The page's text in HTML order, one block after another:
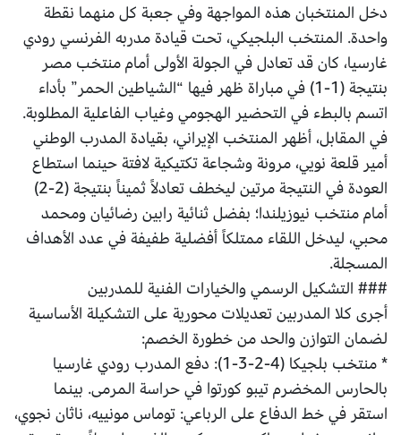
دخل المنتخبان هذه المواجهة وفي جعبة كل منهما نقطة
واحدة. المنتخب البلجيكي، تحت قيادة مدربه الفرنسي رودي
غارسيا، كان قد تعادل في الجولة الأولى أمام منتخب مصر
بنتيجة (1-1) في مباراة ظهر فيها “الشياطين الحمر” بأداء
اتسم بالبطء في التحضير الهجومي وغياب الفاعلية المطلوبة.
في المقابل، أظهر المنتخب الإيراني، بقيادة المدرب الوطني
أمير قلعة نويي، مرونة وشجاعة تكتيكية لافتة حينما استطاع
العودة في النتيجة مرتين ليخطف تعادلاً ثميناً بنتيجة (2-2)
أمام منتخب نيوزيلندا؛ بفضل ثنائية رابين رضائيان ومحمد
محبي، ليدخل اللقاء ممتلكاً أفضلية طفيفة في عدد الأهداف
المسجلة.
### التشكيل الرسمي والخيارات الفنية للمدربين
أجرى كلا المدربين تعديلات محورية على التشكيلة الأساسية
لضمان التوازن والحد من خطورة الخصم:
* منتخب بلجيكا (4-2-3-1): دفع المدرب رودي غارسيا
بالحارس المخضرم تيبو كورتوا في حراسة المرمى. بينما
استقر في خط الدفاع على الرباعي: توماس مونييه، ناثان نجوي،